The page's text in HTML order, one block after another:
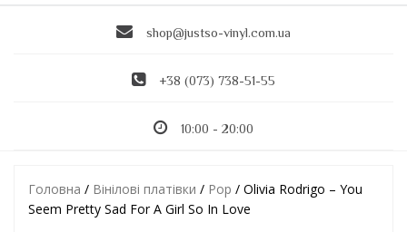
shop@justso-vinyl.com.ua
+38 (073) 738-51-55
10:00 - 20:00
Головна / Вінілові платівки / Pop / Olivia Rodrigo – You
Seem Pretty Sad For A Girl So In Love